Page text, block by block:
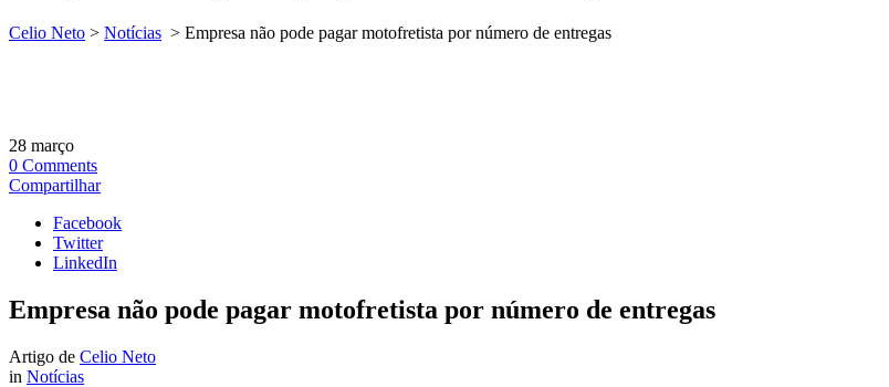
Celio Neto > Notícias > Empresa não pode pagar motofretista por número de entregas
28 março
0 Comments
Compartilhar
Facebook
Twitter
LinkedIn
Empresa não pode pagar motofretista por número de entregas
Artigo de Celio Neto
in Notícias